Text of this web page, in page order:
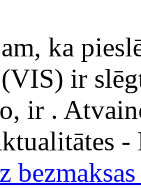
ka
ir
ir .
-